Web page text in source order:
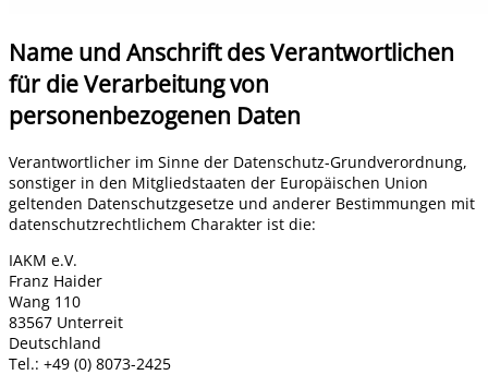
Name und Anschrift des Verantwortlichen
für die Verarbeitung von
personenbezogenen Daten
Verantwortlicher im Sinne der Datenschutz-Grundverordnung,
sonstiger in den Mitgliedstaaten der Europäischen Union
geltenden Datenschutzgesetze und anderer Bestimmungen mit
datenschutzrechtlichem Charakter ist die:
IAKM e.V.
Franz Haider
Wang 110
83567 Unterreit
Deutschland
Tel.: +49 (0) 8073-2425